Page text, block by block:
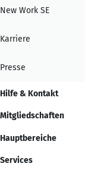
New Work SE
Karriere
Presse
Hilfe & Kontakt
Mitgliedschaften
Hauptbereiche
Services